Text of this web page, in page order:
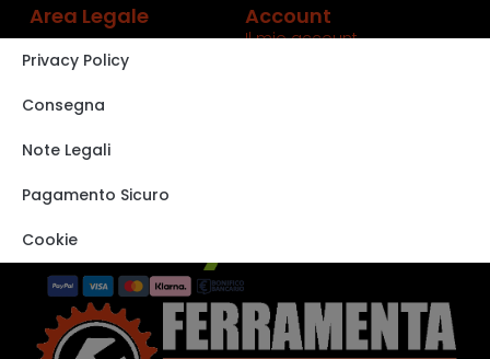
Area Legale
Privacy Policy
Consegna
Note Legali
Pagamento Sicuro
Cookie
Account
Il mio account
VISITA IL NOSTRO